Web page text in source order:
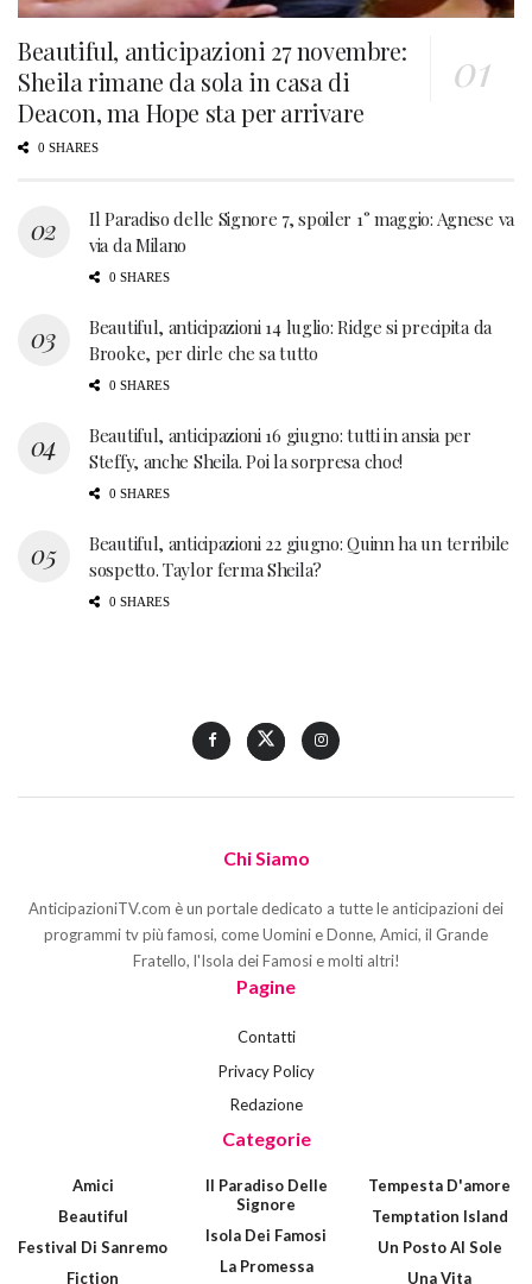
Beautiful, anticipazioni 27 novembre:
Sheila rimane da sola in casa di
Deacon, ma Hope sta per arrivare
0 SHARES
Il Paradiso delle Signore 7, spoiler 1° maggio: Agnese va
via da Milano
0 SHARES
Beautiful, anticipazioni 14 luglio: Ridge si precipita da
Brooke, per dirle che sa tutto
0 SHARES
Beautiful, anticipazioni 16 giugno: tutti in ansia per
Steffy, anche Sheila. Poi la sorpresa choc!
0 SHARES
Beautiful, anticipazioni 22 giugno: Quinn ha un terribile
sospetto. Taylor ferma Sheila?
0 SHARES
Chi Siamo
AnticipazioniTV.com è un portale dedicato a tutte le anticipazioni dei
programmi tv più famosi, come Uomini e Donne, Amici, il Grande
Fratello, l'Isola dei Famosi e molti altri!
Pagine
Contatti
Privacy Policy
Redazione
Categorie
Amici
Beautiful
Festival Di Sanremo
Fiction
Il Paradiso Delle
Signore
Isola Dei Famosi
La Promessa
Tempesta D'amore
Temptation Island
Un Posto Al Sole
Una Vita